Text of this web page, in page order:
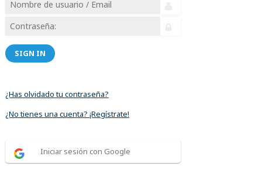
SIGN IN
¿Has olvidado tu contraseña?
¿No tienes una cuenta? ¡Regístrate!
Iniciar sesión con Google